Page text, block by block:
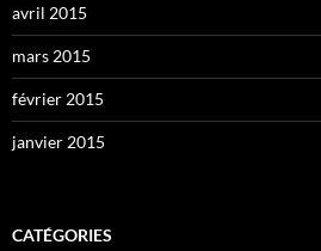
avril 2015
mars 2015
février 2015
janvier 2015
CATÉGORIES